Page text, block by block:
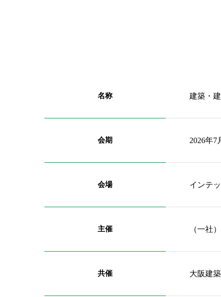
名称 建築・
会期 2026年7
会場 インテ
主催 （一社
共催 大阪建